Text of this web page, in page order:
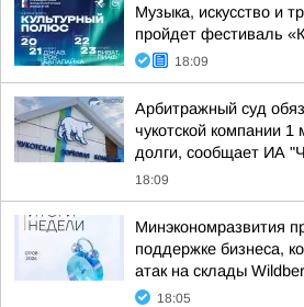
Музыка, искусство и
пройдет фестиваль
18:09
Арбитражный суд
чукотской компании
долги, сообщает ИА
18:09
Минэкономразвития
поддержке бизнеса,
атак на склады
18:05